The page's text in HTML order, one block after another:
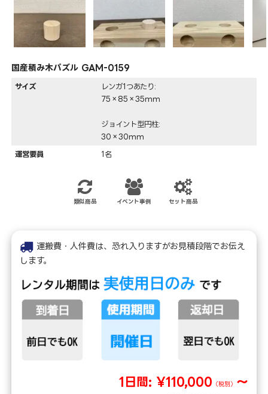
国産積み木パズル GAM-0159
サイズ
レンガ1つあたり:
75×85×35mm
ジョイント型円柱:
30×30mm
運営要員 1名
類似商品 イベント事例 セット商品
運搬費・人件費は、恐れ入りますがお見積段階でお伝え
します。
1日間: ¥110,000 （税別） ～